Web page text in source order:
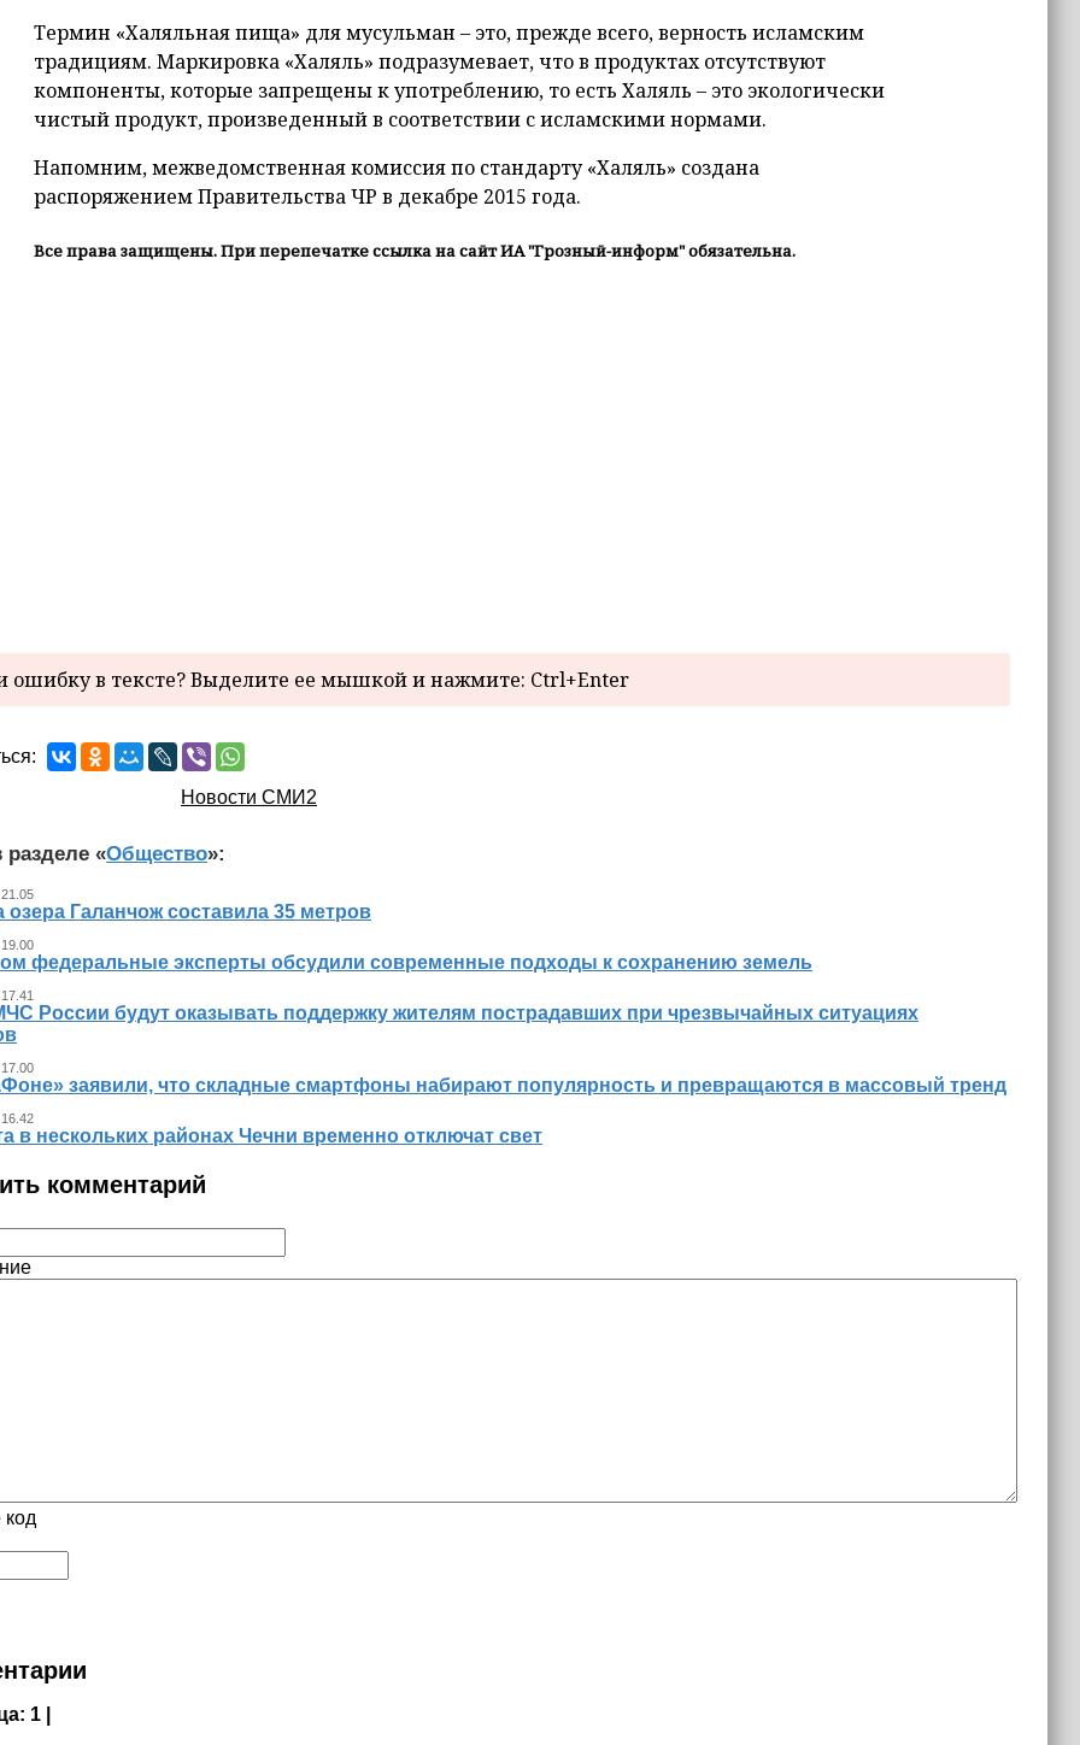
Термин «Халяльная пища» для мусульман – это, прежде всего, верность исламским
традициям. Маркировка «Халяль» подразумевает, что в продуктах отсутствуют
компоненты, которые запрещены к употреблению, то есть Халяль – это экологически
чистый продукт, произведенный в соответствии с исламскими нормами.
Напомним, межведомственная комиссия по стандарту «Халяль» создана
распоряжением Правительства ЧР в декабре 2015 года.
Все права защищены. При перепечатке ссылка на сайт ИА "Грозный-информ" обязательна.
в тексте? Выделите ее мышкой и нажмите: Ctrl+Enter
Новости СМИ2
разделе «Общество»:
озера Галанчож составила 35 метров
федеральные эксперты обсудили современные подходы к сохранению земель
России будут оказывать поддержку жителям пострадавших при чрезвычайных ситуациях
заявили, что складные смартфоны набирают популярность и превращаются в массовый тренд
в нескольких районах Чечни временно отключат свет
комментарий
код
1 |